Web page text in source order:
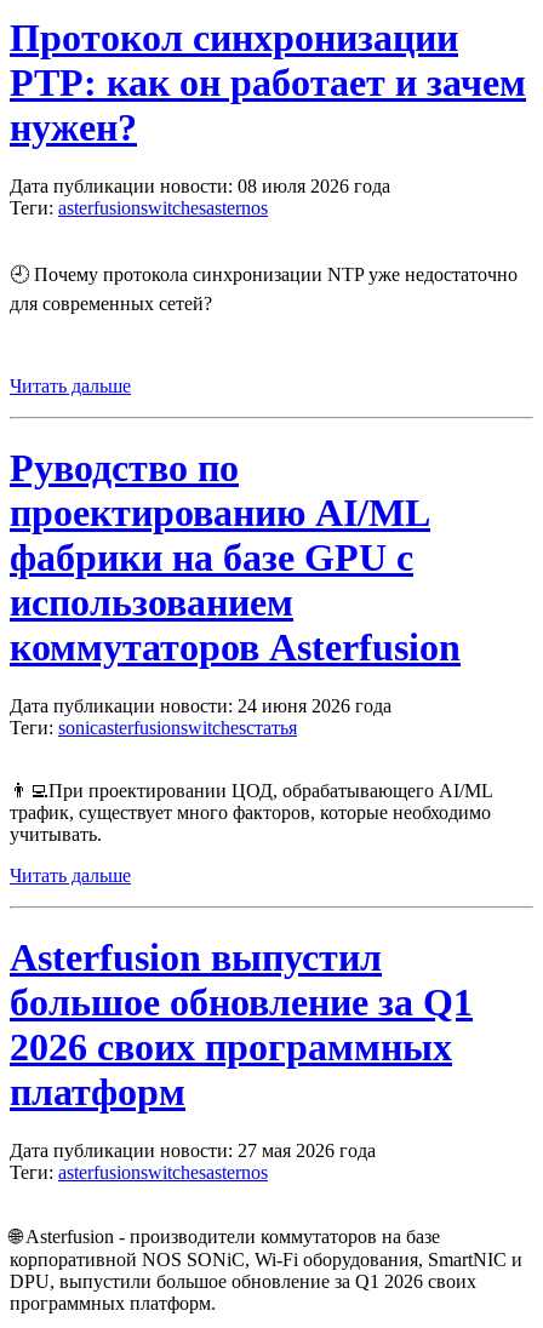
Протокол синхронизации
PTP: как он работает и зачем
нужен?
Дата публикации новости: 08 июля 2026 года
Теги: asterfusionswitchesasternos
🕘 Почему протокола синхронизации NTP уже недостаточно
для современных сетей?
Читать дальше
Руводство по
проектированию AI/ML
фабрики на базе GPU с
использованием
коммутаторов Asterfusion
Дата публикации новости: 24 июня 2026 года
Теги: sonicasterfusionswitchesстатья
👨‍💻При проектировании ЦОД, обрабатывающего AI/ML
трафик, существует много факторов, которые необходимо
учитывать.
Читать дальше
Asterfusion выпустил
большое обновление за Q1
2026 своих программных
платформ
Дата публикации новости: 27 мая 2026 года
Теги: asterfusionswitchesasternos
🌐 Asterfusion - производители коммутаторов на базе
корпоративной NOS SONiC, Wi-Fi оборудования, SmartNIC и
DPU, выпустили большое обновление за Q1 2026 своих
программных платформ.